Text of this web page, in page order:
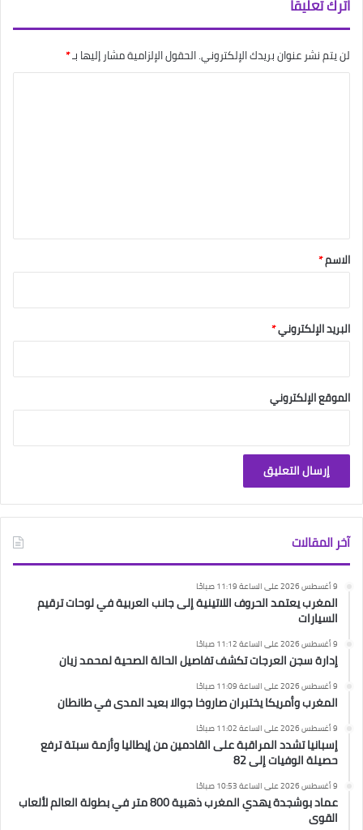
اترك تعليقاً
لن يتم نشر عنوان بريدك الإلكتروني.الحقول الإلزامية مشار إليها بـ*
*
الاسم*
البريد الإلكتروني*
الموقع الإلكتروني
آخر المقالات
9 أغسطس 2026 على الساعة 11:19 صباحًا
المغرب يعتمد الحروف اللاتينية إلى جانب العربية في لوحات ترقيم
السيارات
9 أغسطس 2026 على الساعة 11:12 صباحًا
إدارة سجن العرجات تكشف تفاصيل الحالة الصحية لمحمد زيان
9 أغسطس 2026 على الساعة 11:09 صباحًا
المغرب وأمريكا يختبران صاروخا جوالا بعيد المدى في طانطان
9 أغسطس 2026 على الساعة 11:02 صباحًا
إسبانيا تشدد المراقبة على القادمين من إيطاليا وأزمة سبتة ترفع
حصيلة الوفيات إلى 82
9 أغسطس 2026 على الساعة 10:53 صباحًا
عماد بوشجدة يهدي المغرب ذهبية 800 متر في بطولة العالم لألعاب
القوى